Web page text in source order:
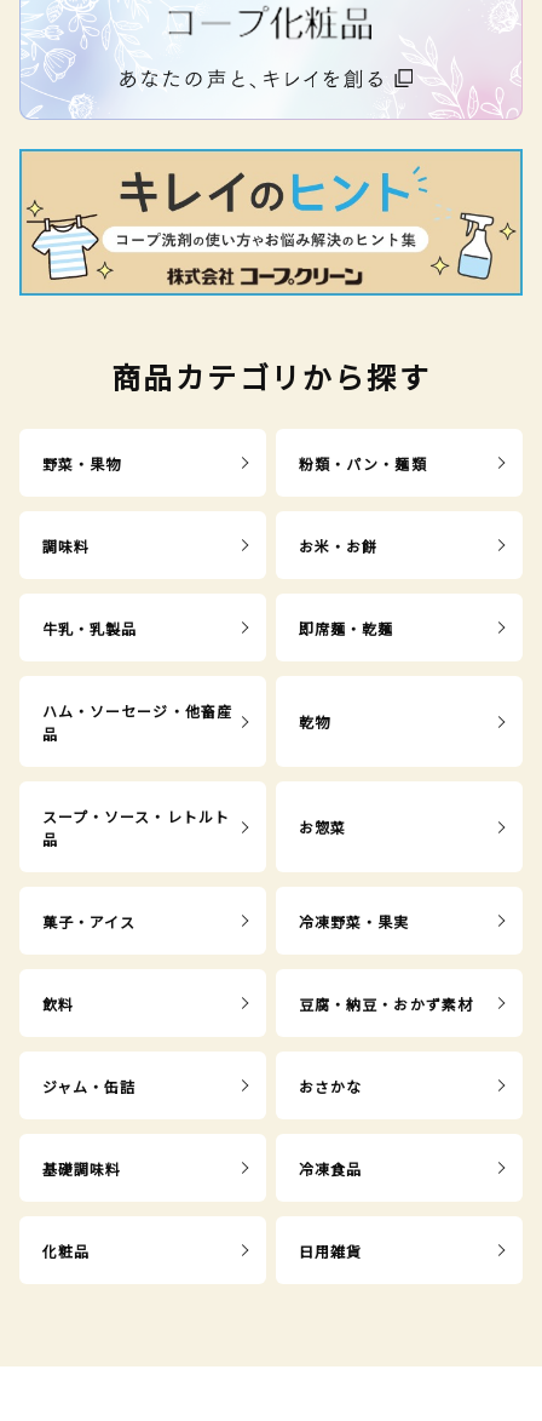
商品カテゴリから探す
野菜・果物 粉類・パン・麺類
調味料 お米・お餅
牛乳・乳製品 即席麺・乾麺
ハム・ソーセージ・他畜産
品
乾物
スープ・ソース・レトルト
品
お惣菜
菓子・アイス 冷凍野菜・果実
飲料 豆腐・納豆・おかず素材
ジャム・缶詰 おさかな
基礎調味料 冷凍食品
化粧品 日用雑貨